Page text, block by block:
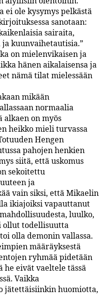
ei ole kysymys pelkästä
sanotaan:
sairaita,
kuunvaihetautisia.”
on mielenvikaisen ja
hänen aikalaisensa ja
nämä tilat mielessään
mikään
normaalia
alkaen on myös
heikko mieli turvassa
Hengen
pahojen henkien
siitä, että uskomus
sekoitettu
ja
vain siksi, että Mikaelin
ikiajoiksi vapauttanut
luulko,
ollut todellisuutta
olla demonin vallassa.
määräyksestä
ryhmää pidetään
eivät vaeltele tässä
Vaikka
jätettäisiinkin huomiotta,